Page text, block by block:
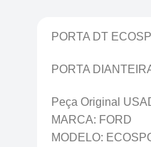
PORTA DT
PORTA
Peça Original
MARCA: FORD
MODELO: